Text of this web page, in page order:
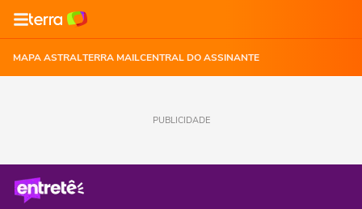
MAPA ASTRALTERRA MAILCENTRAL DO ASSINANTE
PUBLICIDADE